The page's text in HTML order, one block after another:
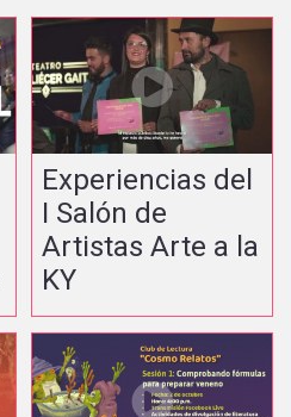
Experiencias del
I Salón de
Artistas Arte a la
KY